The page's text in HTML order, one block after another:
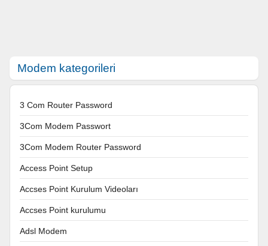
Modem kategorileri
3 Com Router Password
3Com Modem Passwort
3Com Modem Router Password
Access Point Setup
Accses Point Kurulum Videoları
Accses Point kurulumu
Adsl Modem